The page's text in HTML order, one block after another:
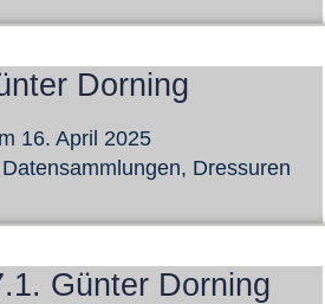
Dorning
16. April 2025
Datensammlungen, Dressuren
Günter Dorning